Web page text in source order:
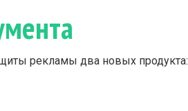
рекламы два новых продукта: